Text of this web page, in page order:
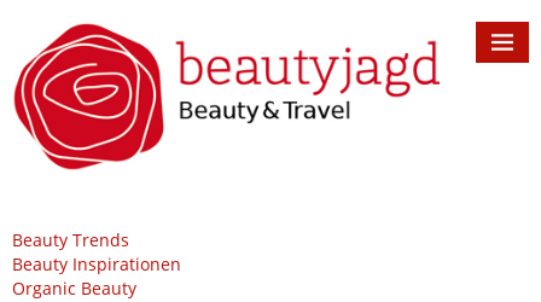
Beauty Trends
Beauty Inspirationen
Organic Beauty